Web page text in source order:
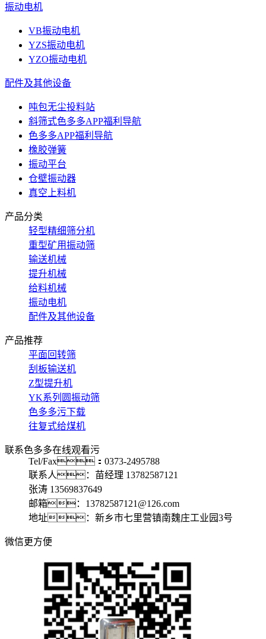
振动电机
VB振动电机
YZS振动电机
YZO振动电机
配件及其他设备
吨包无尘投料站
斜筛式色多多APP福利导航
色多多APP福利导航
橡胶弹簧
振动平台
仓壁振动器
真空上料机
产品分类
轻型精细筛分机
重型矿用振动筛
输送机械
提升机械
给料机械
振动电机
配件及其他设备
产品推荐
平面回转筛
刮板输送机
Z型提升机
YK系列圆振动筛
色多多污下载
往复式给煤机
联系色多多在线观看污
Tel/Fax：0373-2495788
联系人：苗经理 13782587121
张涛 13569837649
邮箱：13782587121@126.com
地址：新乡市七里营镇南魏庄工业园3号
微信更方便